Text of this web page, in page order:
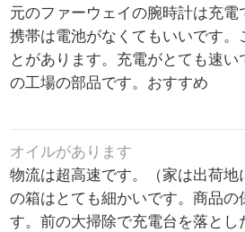
元のファーウェイの腕時計は充電
携帯は電池がなくてもいいです。
とがあります。充電がとても速
の工場の部品です。おすすめ
オイルがあります
物流は超高速です。（家は出荷地
の箱はとても細かいです。商品の
す。前の大掃除で充電台を落とし